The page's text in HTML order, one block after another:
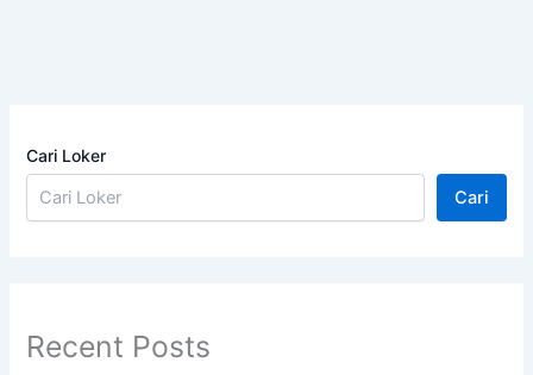
Cari Loker
Cari
Recent Posts